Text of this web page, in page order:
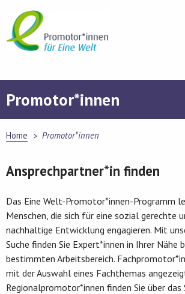
content
Promotor*innen
Home Promotor*innen
Ansprechpartner*in finden
Das Eine Welt-Promotor*innen-Programm
Menschen, die sich für eine sozial gerechte
nachhaltige Entwicklung engagieren. Mit
Suche finden Sie Expert*innen in Ihrer Nähe
bestimmten Arbeitsbereich.
mit der Auswahl eines Fachthemas
Regionalpromotor*innen finden Sie über